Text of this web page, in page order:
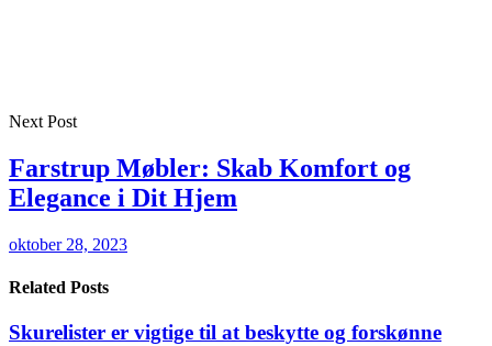
Next Post
Farstrup Møbler: Skab Komfort og
Elegance i Dit Hjem
oktober 28, 2023
Related Posts
Skurelister er vigtige til at beskytte og forskønne